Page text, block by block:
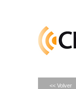
<< Volver